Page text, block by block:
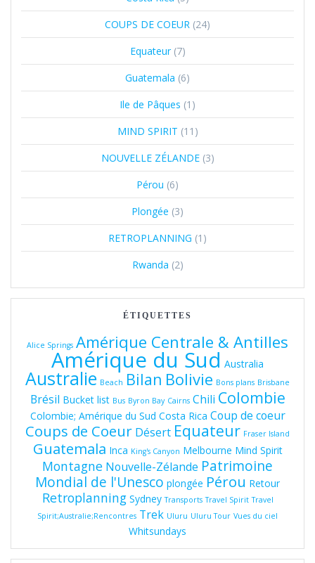
COUPS DE COEUR (24)
Equateur(7)
Guatemala (6)
Ile de Pâques (1)
MIND SPIRIT (11)
NOUVELLE ZÉLANDE(3)
Pérou (6)
Plongée (3)
RETROPLANNING (1)
Rwanda (2)
ÉTIQUETTES
Alice Springs Amérique Centrale & Antilles
Amérique du Sud Australia
Australie Beach Bilan Bolivie Bons plans Brisbane
Brésil Bucket list Bus Byron Bay Cairns Chili Colombie
Colombie; Amérique du Sud Costa Rica Coup de coeur
Coups de Coeur Désert Equateur Fraser Island
Guatemala Inca King's Canyon Melbourne Mind Spirit
Montagne Nouvelle-Zélande Patrimoine
Mondial de l'Unesco plongée Pérou Retour
Retroplanning Sydney Transports Travel Spirit Travel
Spirit;Australie;Rencontres Trek Uluru Uluru Tour Vues du ciel
Whitsundays